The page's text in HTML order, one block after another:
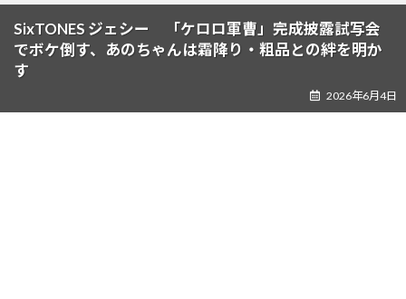
ツ
シ
SixTONES ジェシー 「ケロロ軍曹」完成披露試写会
でボケ倒す、あのちゃんは霜降り・粗品との絆を明か
す
2026年6月4日